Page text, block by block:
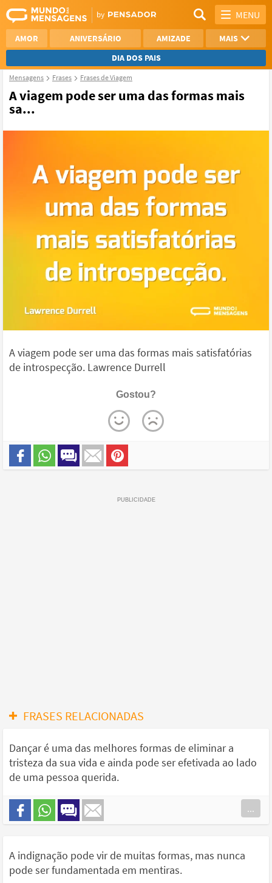
MENU
AMOR ANIVERSÁRIO AMIZADE
MAIS
DIA DOS PAIS
REFLEXÃO
AGRADECIMENTO
Mensagens Frases Frases de Viagem
A viagem pode ser uma das formas mais
sa...
A viagem pode ser uma das formas mais satisfatórias
de introspecção. Lawrence Durrell
Gostou?
FRASES RELACIONADAS
Dançar é uma das melhores formas de eliminar a
tristeza da sua vida e ainda pode ser efetivada ao lado
de uma pessoa querida.
...
A indignação pode vir de muitas formas, mas nunca
pode ser fundamentada em mentiras.